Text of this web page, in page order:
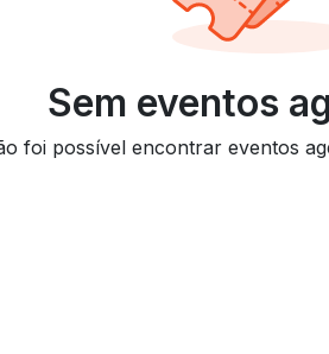
Sem eventos
foi possível encontrar eventos